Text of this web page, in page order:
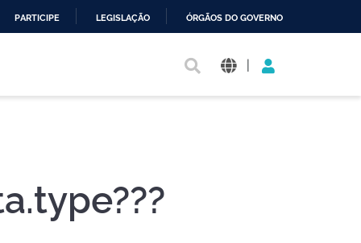
PARTICIPE LEGISLAÇÃO ÓRGÃOS DO GOVERNO
|